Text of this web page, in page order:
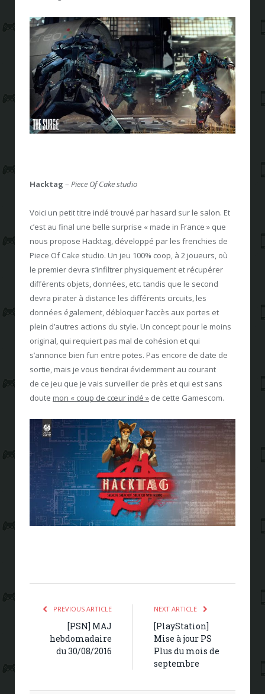
Hacktag – Piece Of Cake studio
Voici un petit titre indé trouvé par hasard sur le salon. Et
c’est au final une belle surprise « made in France » que
nous propose Hacktag, développé par les frenchies de
Piece Of Cake studio. Un jeu 100% coop, à 2 joueurs, où
le premier devra s’infiltrer physiquement et récupérer
différents objets, données, etc. tandis que le second
devra pirater à distance les différents circuits, les
données également, débloquer l’accès aux portes et
plein d’autres actions du style. Un concept pour le moins
original, qui requiert pas mal de cohésion et qui
s’annonce bien fun entre potes. Pas encore de date de
sortie, mais je vous tiendrai évidemment au courant
de ce jeu que je vais surveiller de près et qui est sans
doute mon « coup de cœur indé » de cette Gamescom.
PREVIOUS ARTICLE
[PSN] MAJ
hebdomadaire
du 30/08/2016
NEXT ARTICLE
[PlayStation]
Mise à jour PS
Plus du mois de
septembre